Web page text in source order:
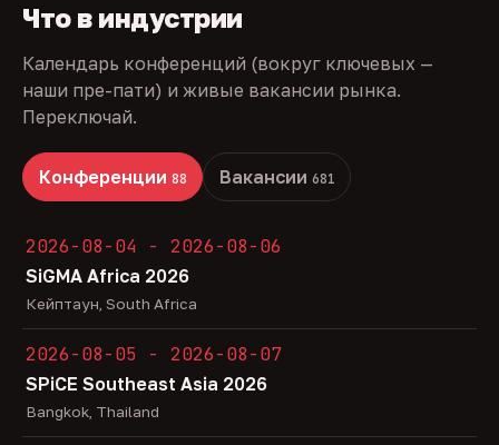
Что в индустрии
Календарь конференций (вокруг ключевых —
наши пре-пати) и живые вакансии рынка.
Переключай.
Конференции 88 Вакансии 681
2026-08-04 - 2026-08-06
SiGMA Africa 2026
Кейптаун, South Africa
2026-08-05 - 2026-08-07
SPiCE Southeast Asia 2026
Bangkok, Thailand